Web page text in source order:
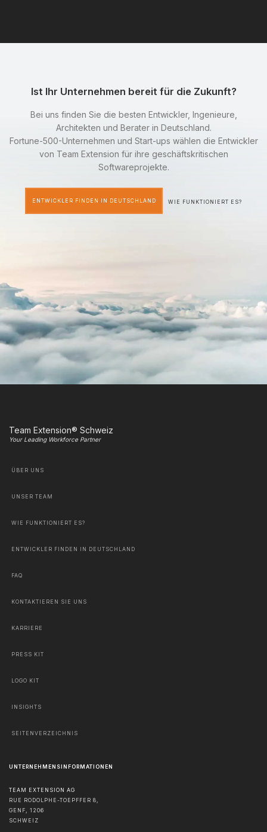
Ist Ihr Unternehmen bereit für die Zukunft?
Bei uns finden Sie die besten Entwickler, Ingenieure,
Architekten und Berater in Deutschland.
Fortune-500-Unternehmen und Start-ups wählen die Entwickler
von Team Extension für ihre geschäftskritischen
Softwareprojekte.
ENTWICKLER FINDEN IN DEUTSCHLAND WIE FUNKTIONIERT ES?
Team Extension® Schweiz
Your Leading Workforce Partner
ÜBER UNS
UNSER TEAM
WIE FUNKTIONIERT ES?
ENTWICKLER FINDEN IN DEUTSCHLAND
FAQ
KONTAKTIEREN SIE UNS
KARRIERE
PRESS KIT
LOGO KIT
INSIGHTS
SEITENVERZEICHNIS
UNTERNEHMENSINFORMATIONEN
TEAM EXTENSION AG
RUE RODOLPHE-TOEPFFER 8,
GENF, 1206
SCHWEIZ